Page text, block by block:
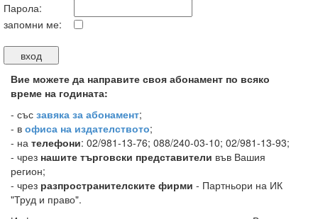
Парола:
запомни ме:
Вие можете да направите своя абонамент по всяко
време на годината:
- със завяка за абонамент;
- в офиса на издателството;
- на телефони: 02/981-13-76; 088/240-03-10; 02/981-13-93;
- чрез нашите търговски представители във Вашия
регион;
- чрез разпространителските фирми - Партньори на ИК
"Труд и право".